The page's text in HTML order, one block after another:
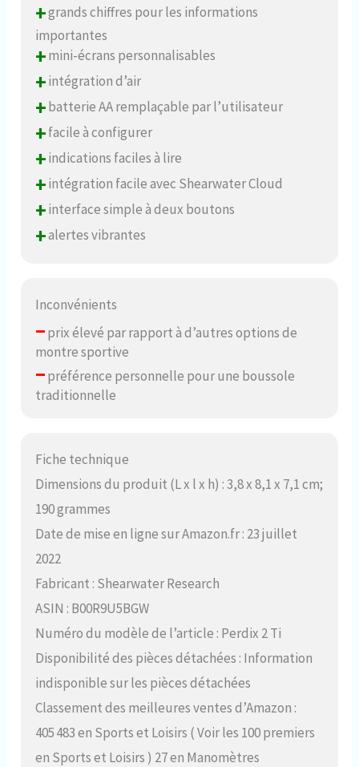
+grands chiffres pour les informations
importantes
+mini-écrans personnalisables
+intégration d’air
+batterie AA remplaçable par l’utilisateur
+facile à configurer
+indications faciles à lire
+intégration facile avec Shearwater Cloud
+interface simple à deux boutons
+alertes vibrantes
Inconvénients
–prix élevé par rapport à d’autres options de
montre sportive
–préférence personnelle pour une boussole
traditionnelle
Fiche technique
Dimensions du produit (L x l x h) : 3,8 x 8,1 x 7,1 cm;
190 grammes
Date de mise en ligne sur Amazon.fr : 23 juillet
2022
Fabricant : Shearwater Research
ASIN : B00R9U5BGW
Numéro du modèle de l’article : Perdix 2 Ti
Disponibilité des pièces détachées : Information
indisponible sur les pièces détachées
Classement des meilleures ventes d’Amazon :
405 483 en Sports et Loisirs ( Voir les 100 premiers
en Sports et Loisirs ) 27 en Manomètres